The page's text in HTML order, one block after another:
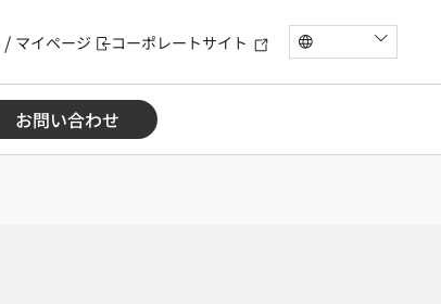
マイページ コーポレートサイト
お問い合わせ